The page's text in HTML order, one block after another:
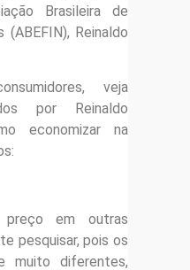
Brasileira de
(ABEFIN), Reinaldo
veja
por Reinaldo
economizar na
preço em outras
pesquisar, pois os
muito diferentes,